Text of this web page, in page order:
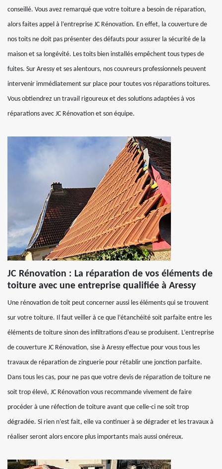
conseillé. Vous avez remarqué que votre toiture a besoin de réparation,
alors faites appel à l’entreprise JC Rénovation. En effet, la couverture de
nos toits ne doit pas présenter des défauts pour assurer la sécurité de la
maison et sa longévité. Les toits bien installés empêchent tous types de
fuites. Sur Aressy et ses alentours, nos couvreurs professionnels peuvent
intervenir immédiatement sur place pour toutes vos réparations toitures.
Vous obtiendrez un travail rigoureux et des solutions adaptées à vos
réparations avec JC Rénovation et son équipe.
JC Rénovation : La réparation de vos éléments de
toiture avec une entreprise qualifiée à Aressy
Une rénovation de toit peut concerner aussi les éléments qui se trouvent
sur votre toiture. Il faut veiller à ce que l’étanchéité soit parfaite entre les
éléments de toiture sinon des infiltrations d’eau se produisent. L’entreprise
de couverture JC Rénovation, sise à Aressy effectue pour vous tous les
travaux de réparation de zinguerie pour rétablir une jonction parfaite.
Dans tous les cas, pour ne pas que votre devis de réparation de toiture ne
soit trop élevé, JC Rénovation vous recommande vivement de faire
procéder à une réfection de toiture avant que celle-ci ne soit trop
dégradée. Si rien n’est fait, elle va continuer à se dégrader et les travaux à
réaliser seront alors encore plus importants mais aussi onéreux.